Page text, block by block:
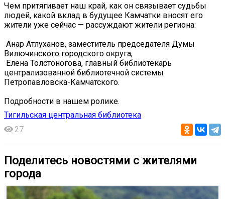
Чем притягивает наш край, как он связывает судьбы
людей, какой вклад в будущее Камчатки вносят его
жители уже сейчас — рассуждают жители региона:
️ Анар Атлуханов, заместитель председателя Думы
Вилючинского городского округа,
️ Елена Толстоногова, главный библиотекарь
централизованной библиотечной системы
Петропавловска-Камчатского.
Подробности в нашем ролике.
Тигильская центральная библиотека
27
Поделитесь новостями с жителями
города